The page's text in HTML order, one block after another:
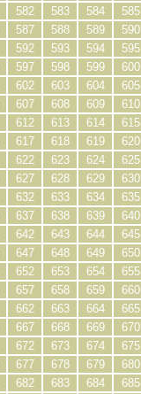
582 583 584
585
587 588 589
590
592 593 594
595
597 598 599
600
602 603 604
605
607 608 609
610
612 613 614
615
617 618 619
620
622 623 624
625
627 628 629
630
632 633 634
635
637 638 639
640
642 643 644
645
647 648 649
650
652 653 654
655
657 658 659
660
662 663 664
665
667 668 669
670
672 673 674
675
677 678 679
680
682 683 684
685